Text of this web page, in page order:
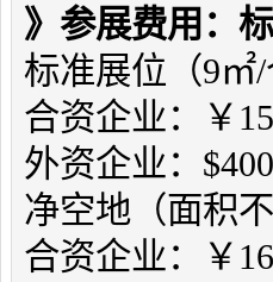
》参展费用 ：
标准展位（9
合资企业：￥
外资企业：
净空地（面积
合资企业：￥